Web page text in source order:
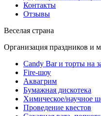
Контакты
Отзывы
Веселая страна
Организация праздников и
Candy Bar и торты на
Fire-шоу
Аквагрим
Бумажная дискотека
Химическое/научное
Проведение квестов